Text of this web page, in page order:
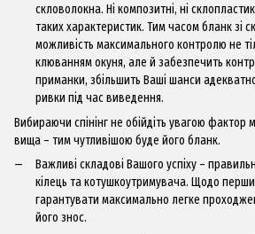
скловолокна. Ні композитні, ні
таких характеристик. Тим часом бланк зі
можливість максимального контролю не
клюванням окуня, але й забезпечить
приманки, збільшить Ваші шанси
ривки під час виведення.
Вибираючи спінінгне обійдіть увагою фактор
вища – тим чутливішою буде його бланк.
Важливі складові Вашого успіху –
кілець та котушкоутримувача. Щодо
гарантувати максимально легке
його знос.